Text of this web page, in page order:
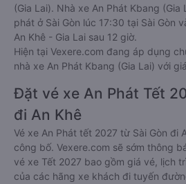
(Gia Lai). Nhà xe An Phát Kbang
phát ở Sài Gòn lúc 17:30 tại Sài Gòn
An Khê - Gia Lai sau 12 giờ.
Hiện tại Vexere.com đang áp dụng
nhà xe An Phát Kbang (Gia Lai) với
Đặt vé xe An Phát Tết
đi An Khê
Vé xe An Phát tết 2027 từ Sài Gòn đi
công bố. Vexere.com sẽ sớm thông
vé xe Tết 2027 bao gồm giá vé, lịch
của các hãng xe khách đi tuyến